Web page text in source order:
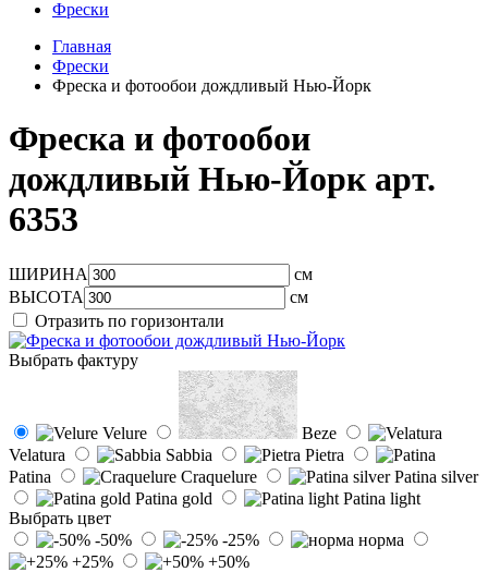
Фрески
Главная
Фрески
Фреска и фотообои дождливый Нью-Йорк
Фреска и фотообои
дождливый Нью-Йорк арт.
6353
ШИРИНА
см
ВЫСОТА
см
Отразить по горизонтали
Выбрать фактуру
Velure
Beze
Velatura
Sabbia
Pietra
Patina
Craquelure
Patina silver
Patina gold
Patina light
Выбрать цвет
-50%
-25%
норма
+25%
+50%